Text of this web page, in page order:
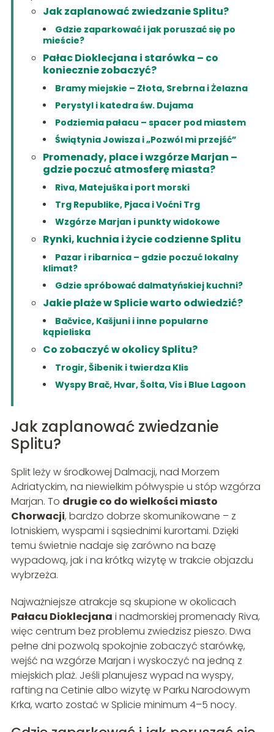
Jak zaplanować zwiedzanie Splitu?
Gdzie zaparkować i jak poruszać się po
mieście?
Pałac Dioklecjana i starówka – co
koniecznie zobaczyć?
Bramy miejskie – Złota, Srebrna i Żelazna
Perystyl i katedra św. Dujama
Podziemia pałacu – spacer pod miastem
Świątynia Jowisza i „Pozwól mi przejść”
Promenady, place i wzgórze Marjan –
gdzie poczuć atmosferę miasta?
Riva, Matejuška i port morski
Trg Republike, Pjaca i Voćni Trg
Wzgórze Marjan i punkty widokowe
Rynki, kuchnia i życie codzienne Splitu
Pazar i ribarnica – gdzie poczuć lokalny
klimat?
Gdzie spróbować dalmatyńskiej kuchni?
Jakie plaże w Splicie warto odwiedzić?
Bačvice, Kašjuni i inne popularne
kąpieliska
Co zobaczyć w okolicy Splitu?
Trogir, Šibenik i twierdza Klis
Wyspy Brač, Hvar, Šolta, Vis i Blue Lagoon
Jak zaplanować zwiedzanie
Splitu?
Split leży w środkowej Dalmacji, nad Morzem
Adriatyckim, na niewielkim półwyspie u stóp wzgórza
Marjan. To drugie co do wielkości miasto
Chorwacji, bardzo dobrze skomunikowane – z
lotniskiem, wyspami i sąsiednimi kurortami. Dzięki
temu świetnie nadaje się zarówno na bazę
wypadową, jak i na krótką wizytę w trakcie objazdu
wybrzeża.
Najważniejsze atrakcje są skupione w okolicach
Pałacu Dioklecjana i nadmorskiej promenady Riva,
więc centrum bez problemu zwiedzisz pieszo. Dwa
pełne dni pozwolą spokojnie zobaczyć starówkę,
wejść na wzgórze Marjan i wyskoczyć na jedną z
miejskich plaż. Jeśli planujesz wypad na wyspy,
rafting na Cetinie albo wizytę w Parku Narodowym
Krka, warto zostać w Splicie minimum 4–5 nocy.